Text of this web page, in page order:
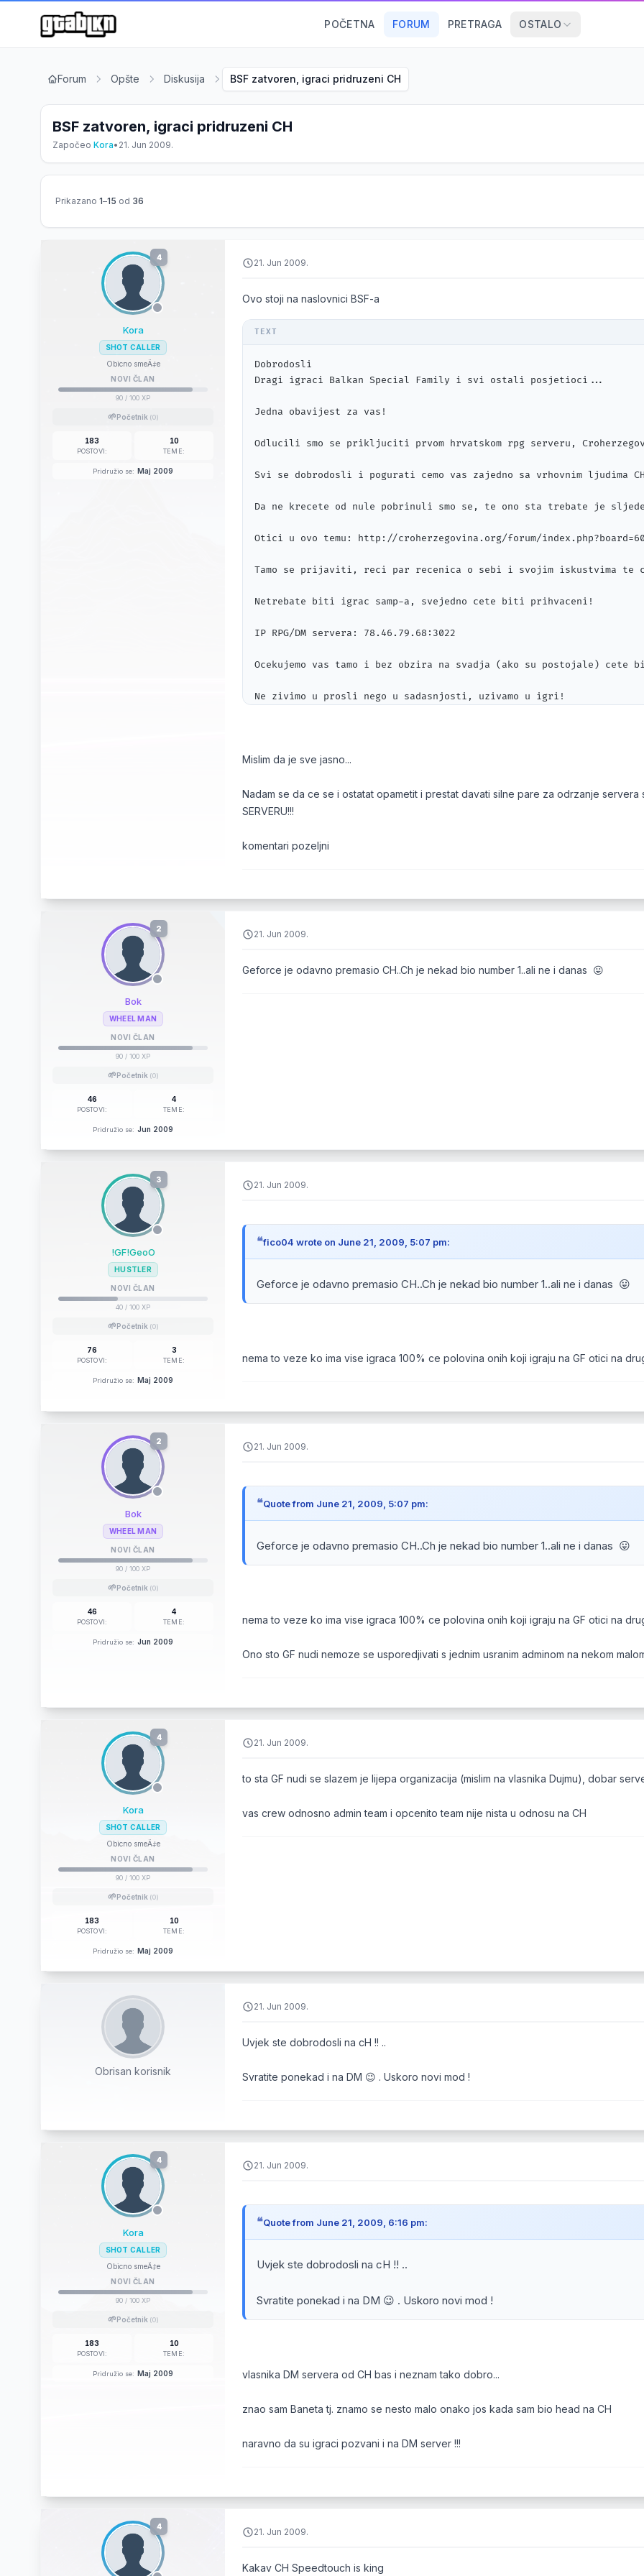
POČETNA FORUM PRETRAGA OSTALO
Forum Opšte Diskusija BSF zatvoren, igraci pridruzeni CH
BSF zatvoren, igraci pridruzeni CH
Započeo Kora• 21. Jun 2009.
Prikazano 1–15 od 36
4
Kora
SHOT CALLER
Obicno smeÄ‡e
NOVI ČLAN
90 / 100 XP
🌱Početnik (0)
183
POSTOVI:
10
TEME:
Pridružio se: Maj 2009
21. Jun 2009.
Ovo stoji na naslovnici BSF-a
Dobrodosli
Dragi igraci Balkan Special Family i svi ostali posjetioci...
Jedna obavijest za vas!
Odlucili smo se prikljuciti prvom hrvatskom rpg serveru,
Svi se dobrodosli i pogurati cemo vas zajedno sa vrhovnim ljudima
Da ne krecete od nule pobrinuli smo se, te ono sta trebate je
Otici u ovo temu: http://croherzegovina.org/forum/
Tamo se prijaviti, reci par recenica o sebi i svojim iskustvima te
Netrebate biti igrac samp-a, svejedno cete biti prihvaceni!
IP RPG/DM servera: 78.46.79.68:3022
Ocekujemo vas tamo i bez obzira na svadja (ako su postojale) cete
Ne zivimo u prosli nego u sadasnjosti, uzivamo u igri!
Mislim da je sve jasno...
Nadam se da ce se i ostatat opametit i prestat davati silne pare za odrzanje servera
SERVERU!!!
komentari pozeljni
2
Bok
WHEEL MAN
NOVI ČLAN
90 / 100 XP
🌱Početnik (0)
46
POSTOVI:
4
TEME:
Pridružio se: Jun 2009
21. Jun 2009.
Geforce je odavno premasio CH..Ch je nekad bio number 1..ali ne i danas 😛
3
!GF!GeoO
HUSTLER
NOVI ČLAN
40 / 100 XP
🌱Početnik (0)
76
POSTOVI:
3
TEME:
Pridružio se: Maj 2009
21. Jun 2009.
fico04 wrote on June 21, 2009, 5:07 pm:
Geforce je odavno premasio CH..Ch je nekad bio number 1..ali ne i danas 😛
nema to veze ko ima vise igraca 100% ce polovina onih koji igraju na GF otici na
2
Bok
WHEEL MAN
NOVI ČLAN
90 / 100 XP
🌱Početnik (0)
46
POSTOVI:
4
TEME:
Pridružio se: Jun 2009
21. Jun 2009.
Quote from June 21, 2009, 5:07 pm:
Geforce je odavno premasio CH..Ch je nekad bio number 1..ali ne i danas 😛
nema to veze ko ima vise igraca 100% ce polovina onih koji igraju na GF otici na
Ono sto GF nudi nemoze se usporedjivati s jednim usranim adminom na nekom
4
Kora
SHOT CALLER
Obicno smeÄ‡e
NOVI ČLAN
90 / 100 XP
🌱Početnik (0)
183
POSTOVI:
10
TEME:
Pridružio se: Maj 2009
21. Jun 2009.
to sta GF nudi se slazem je lijepa organizacija (mislim na vlasnika Dujmu), dobar
vas crew odnosno admin team i opcenito team nije nista u odnosu na CH
Obrisan korisnik
21. Jun 2009.
Uvjek ste dobrodosli na cH !! ..
Svratite ponekad i na DM 😉 . Uskoro novi mod !
4
Kora
SHOT CALLER
Obicno smeÄ‡e
NOVI ČLAN
90 / 100 XP
🌱Početnik (0)
183
POSTOVI:
10
TEME:
Pridružio se: Maj 2009
21. Jun 2009.
Quote from June 21, 2009, 6:16 pm:
Uvjek ste dobrodosli na cH !! ..
Svratite ponekad i na DM 😉 . Uskoro novi mod !
vlasnika DM servera od CH bas i neznam tako dobro...
znao sam Baneta tj. znamo se nesto malo onako jos kada sam bio head na CH
naravno da su igraci pozvani i na DM server !!!
4
21. Jun 2009.
Kakav CH Speedtouch is king